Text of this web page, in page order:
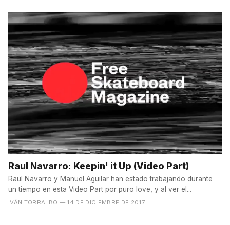
Raul Navarro: Keepin' it Up (Video Part)
Raul Navarro y Manuel Aguilar han estado trabajando durante
un tiempo en esta Video Part por puro love, y al ver el...
IVÁN TORRALBO — 14 DE DICIEMBRE DE 2017